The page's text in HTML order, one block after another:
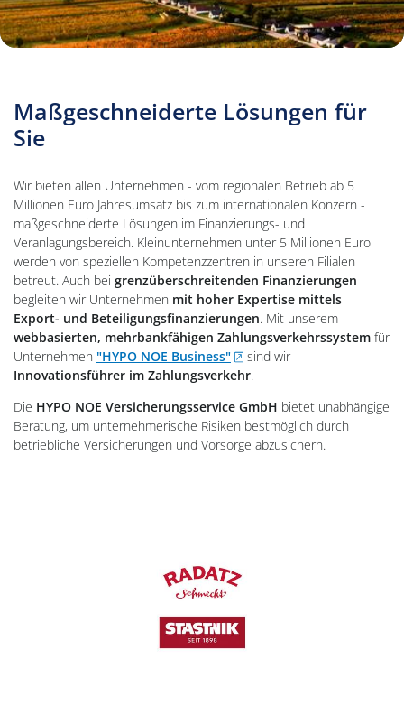
Maßgeschneiderte Lösungen für
Sie
Wir bieten allen Unternehmen - vom regionalen Betrieb ab 5
Millionen Euro Jahresumsatz bis zum internationalen Konzern -
maßgeschneiderte Lösungen im Finanzierungs- und
Veranlagungsbereich. Kleinunternehmen unter 5 Millionen Euro
werden von speziellen Kompetenzzentren in unseren Filialen
betreut. Auch bei grenzüberschreitenden Finanzierungen
begleiten wir Unternehmen mit hoher Expertise mittels
Export- und Beteiligungsfinanzierungen. Mit unserem
webbasierten, mehrbankfähigen Zahlungsverkehrssystem für
Unternehmen "HYPO NOE Business", öffnet neues Fenster
sind wir
Innovationsführer im Zahlungsverkehr.
Die HYPO NOE Versicherungsservice GmbH bietet unabhängige
Beratung, um unternehmerische Risiken bestmöglich durch
betriebliche Versicherungen und Vorsorge abzusichern.